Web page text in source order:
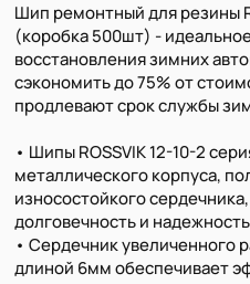
Шип ремонтный для резины
(коробка 500шт) -
восстановления зимних
сэкономить до 75% от
продлевают срок службы
• Шипы ROSSVIK 12-10-2
металлического корпуса,
износостойкого
долговечность и
• Сердечник увеличенного
длиной 6мм обеспечивает